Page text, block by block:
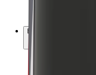
Bolt ilə pul qazanın